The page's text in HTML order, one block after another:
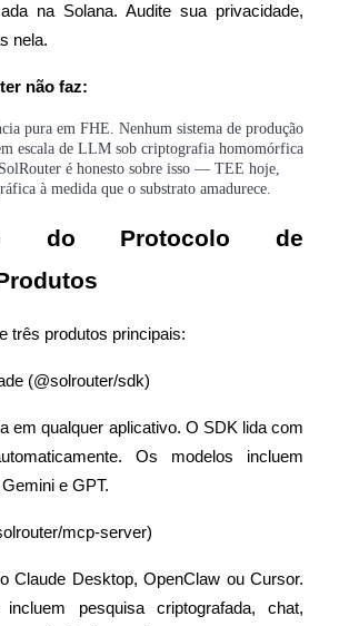
longo prazo e interesses flexíveis
renda passiva
na Solana. Audite sua privacidade,
nela.
não faz:
pura em FHE. Nenhum sistema de produção
escala de LLM sob criptografia homomórfica
é honesto sobre isso — TEE hoje,
à medida que o substrato amadurece.
do Protocolo de
três produtos principais:
(@solrouter/sdk)
em qualquer aplicativo. O SDK lida com
Os modelos incluem
e GPT.
mcp-server)
Claude Desktop, OpenClaw ou Cursor.
pesquisa criptografada, chat,